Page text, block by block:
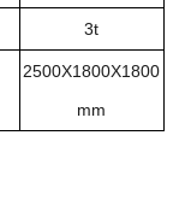
3t
2500X1800X1800
mm